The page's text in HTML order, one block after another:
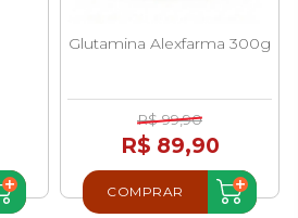
Glutamina Alexfarma 300g
R$ 99,90
R$ 89,90
COMPRAR